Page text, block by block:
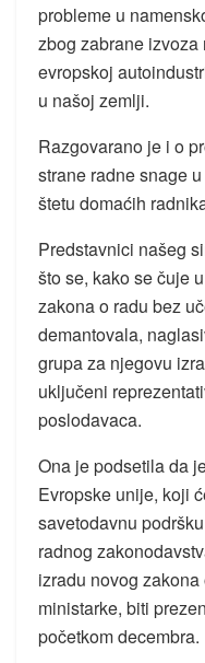
probleme u
zbog zabrane
evropskoj
u našoj zemlji.
Razgovarano je i o
strane radne snage
štetu domaćih
Predstavnici našeg
što se, kako se čuje
zakona o radu bez
demantovala,
grupa za njegovu
uključeni
poslodavaca.
Ona je podsetila da
Evropske unije, koji
savetodavnu
radnog
izradu novog
ministarke, biti
početkom decembra.